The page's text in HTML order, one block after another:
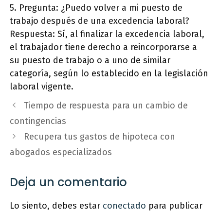
5. Pregunta: ¿Puedo volver a mi puesto de
trabajo después de una excedencia laboral?
Respuesta: Sí, al finalizar la excedencia laboral,
el trabajador tiene derecho a reincorporarse a
su puesto de trabajo o a uno de similar
categoría, según lo establecido en la legislación
laboral vigente.
Tiempo de respuesta para un cambio de
contingencias
Recupera tus gastos de hipoteca con
abogados especializados
Deja un comentario
Lo siento, debes estar conectado para publicar